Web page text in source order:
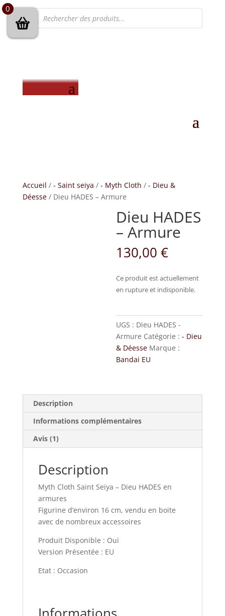
Recherche
de
produits
Accueil / - Saint seiya / - Myth Cloth / - Dieu &
Déesse/ Dieu HADES – Armure
Dieu HADES
– Armure
130,00€
Ce produit est actuellement
en rupture et indisponible.
UGS : Dieu HADES -
Armure Catégorie :- Dieu
& Déesse Marque :
Bandai EU
Description
Informations complémentaires
Avis (1)
Description
Myth Cloth Saint Seiya – Dieu HADES en
armures
Figurine d’environ 16 cm, vendu en boite
avec de nombreux accessoires
Produit Disponible : Oui
Version Présentée : EU
Etat : Occasion
0